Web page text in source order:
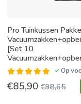
Pro Tuinkussen
[Set 10
Op
€85,90 €98,65